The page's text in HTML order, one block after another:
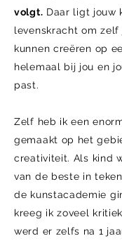
volgt. Daar ligt jouw
levenskracht om
kunnen creëren op
helemaal bij jou en
past.
Zelf heb ik een
gemaakt op het
creativiteit. Als kind
van de beste in
de kunstacademie
kreeg ik zoveel
werd er zelfs na 1